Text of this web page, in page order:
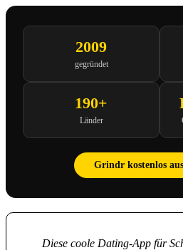
2009
gegründet
190+
Länder
Grindr kostenlos
Diese coole Dating-App für